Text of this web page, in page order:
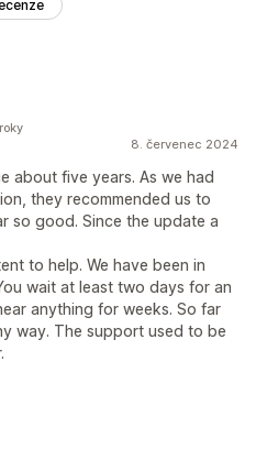
8. červenec 2024
about five years. As we had
they recommended us to
so good. Since the update a
to help. We have been in
wait at least two days for an
anything for weeks. So far
way. The support used to be